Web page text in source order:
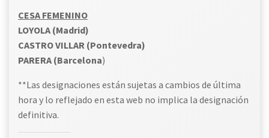
CESA FEMENINO
LOYOLA (Madrid)
CASTRO VILLAR (Pontevedra)
PARERA (Barcelona)
**Las designaciones están sujetas a cambios de última
hora y lo reflejado en esta web no implica la designación
definitiva.